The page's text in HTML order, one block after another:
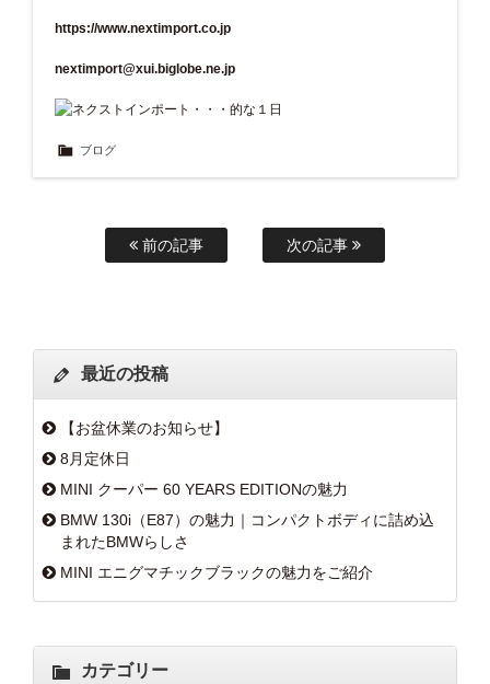
https://www.nextimport.co.jp
nextimport@xui.biglobe.ne.jp
ブログ
前の記事 次の記事
最近の投稿
【お盆休業のお知らせ】
8月定休日
MINI クーパー 60 YEARS EDITIONの魅力
BMW 130i（E87）の魅力｜コンパクトボディに詰め込
まれたBMWらしさ
MINI エニグマチックブラックの魅力をご紹介
カテゴリー